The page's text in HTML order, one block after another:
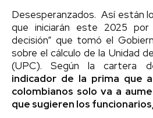
Desesperanzados. Así están
que iniciarán este 2025
decisión” que tomó el
sobre el cálculo de la Unidad
(UPC). Según la cartera
indicador de la prima que
colombianos solo va a
que sugieren los